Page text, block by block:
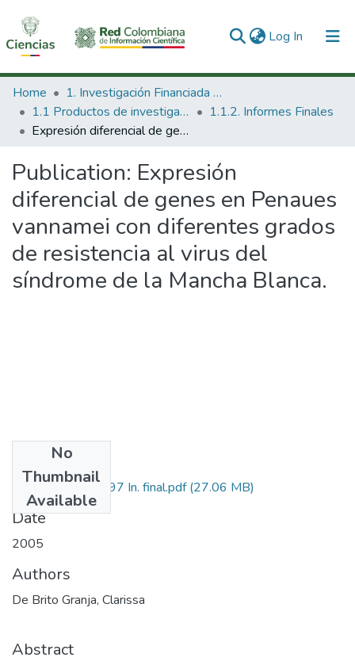
Log In (current)
Communities & Collections
All of DSpace
Home
1. Investigación Financiada con Recursos Públicos
1.1 Productos de investigación
1.1.2. Informes Finales
Expresión diferencial de genes en Penaues vannamei con diferentes grados de resistencia al virus del síndrome de la Mancha Blanca.
Publication: Expresión
diferencial de genes en Penaues
vannamei con diferentes grados
de resistencia al virus del
síndrome de la Mancha Blanca.
No
Thumbnail
Available
6570-07-17997 In. final.pdf(27.06 MB)
Date
2005
Authors
De Brito Granja, Clarissa
Abstract